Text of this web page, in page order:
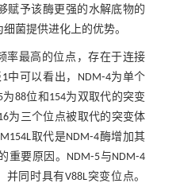
赋予该酶更强的水解底物的
菌提供进化上的优势。
率最高的位点，存在于连接
中可以看出，NDM⁃4为单个
为88位和154为双取代的突变
为三个位点被取代的突变体
取代是NDM⁃4酶增加其
要原因。NDM⁃5与NDM⁃4
同时具有V88L突变位点。